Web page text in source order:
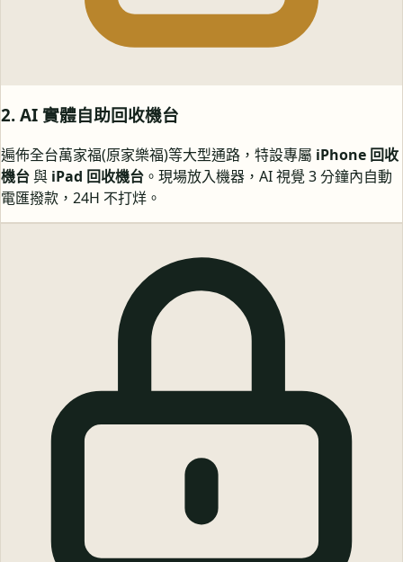
2. AI 實體自助回收機台
遍佈全台萬家福(原家樂福)等大型通路，特設專屬 iPhone 回收
機台與 iPad 回收機台 。現場放入機器，AI 視覺 3 分鐘內自動
電匯撥款，24H 不打烊。